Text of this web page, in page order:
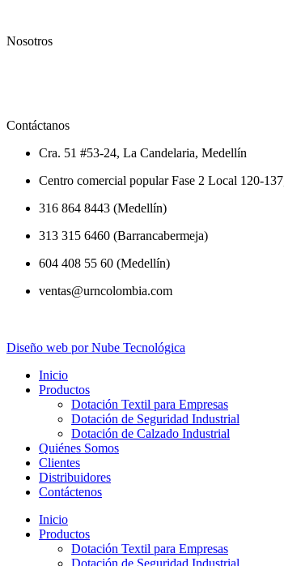
Nosotros
Contáctanos
Cra. 51 #53-24, La Candelaria, Medellín
Centro comercial popular Fase 2 Local 120-
316 864 8443 (Medellín)
313 315 6460 (Barrancabermeja)
604 408 55 60 (Medellín)
ventas@urncolombia.com
Diseño web por Nube Tecnológica
Inicio
Productos
Dotación Textil para Empresas
Dotación de Seguridad Industrial
Dotación de Calzado Industrial
Quiénes Somos
Clientes
Distribuidores
Contáctenos
Inicio
Productos
Dotación Textil para Empresas
Dotación de Seguridad Industrial